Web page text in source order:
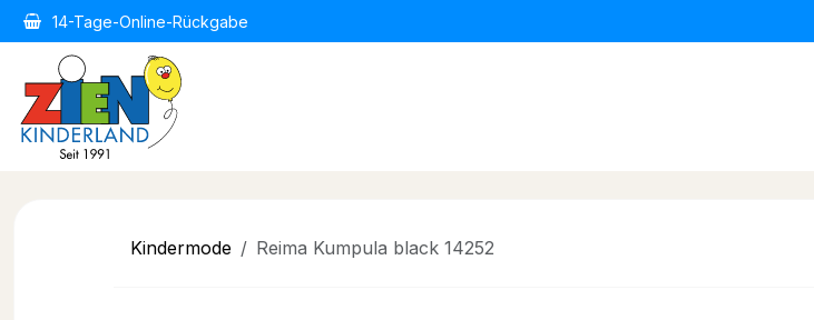
Zum Inhalt springen
14-Tage-Online-Rückgabe
Kindermode Reima Kumpula black 14252